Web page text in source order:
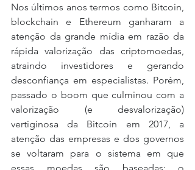
Nos últimos anos termos como Bitcoin,
blockchain e Ethereum ganharam a
atenção da grande mídia em razão da
rápida valorização das criptomoedas,
atraindo investidores e gerando
desconfiança em especialistas. Porém,
passado o boom que culminou com a
valorização (e desvalorização)
vertiginosa da Bitcoin em 2017, a
atenção das empresas e dos governos
se voltaram para o sistema em que